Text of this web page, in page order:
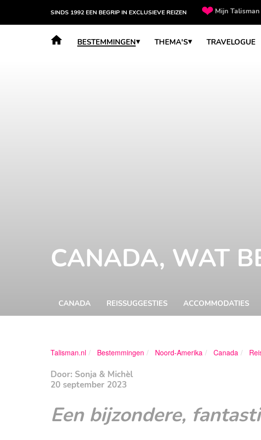
SINDS 1992 EEN BEGRIP IN EXCLUSIEVE REIZEN Mijn Talisman
BESTEMMINGEN THEMA'S TRAVELOGUE
CANADA, WAT
CANADA REISSUGGESTIES ACCOMMODATIES
Talisman.nl Bestemmingen Noord-Amerika Canada
Door: Sonja & Michèl
20 september 2023
Een bijzondere,